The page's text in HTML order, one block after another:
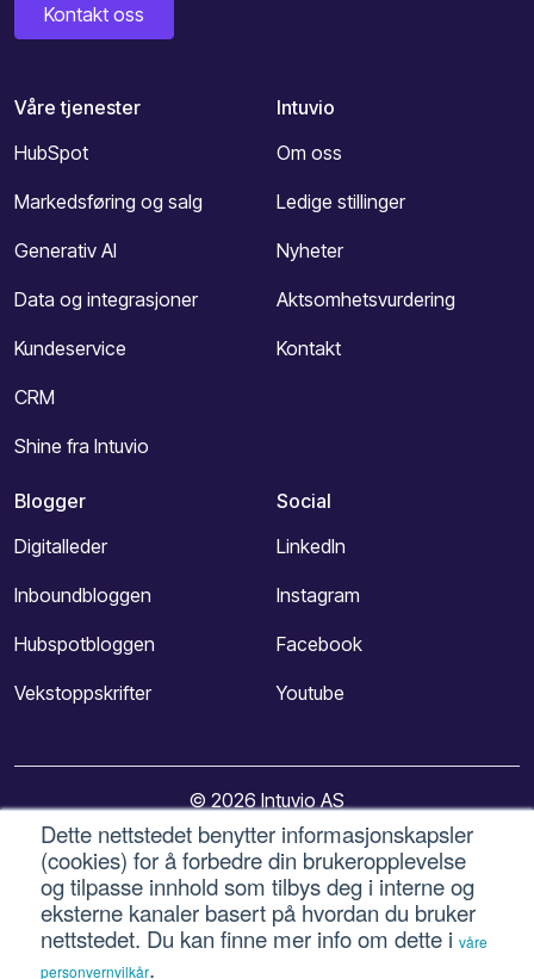
Dette nettstedet benytter informasjonskapsler
(cookies) for å forbedre din brukeropplevelse
og tilpasse innhold som tilbys deg i interne og
eksterne kanaler basert på hvordan du bruker
nettstedet. Du kan finne mer info om dette i våre
personvernvilkår.
Kontakt oss
Våre tjenester
HubSpot
Markedsføring og salg
Generativ AI
Data og integrasjoner
Kundeservice
CRM
Shine fra Intuvio
Intuvio
Om oss
Ledige stillinger
Nyheter
Aktsomhetsvurdering
Kontakt
Blogger
Digitalleder
Inboundbloggen
Hubspotbloggen
Vekstoppskrifter
Social
LinkedIn
Instagram
Facebook
Youtube
© 2026 Intuvio AS
Personvern og vilkår for bruk-Bruk av informasjonskapsler
-Cookie-innstillinger